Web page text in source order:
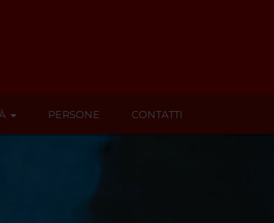
PERSONE CONTATTI